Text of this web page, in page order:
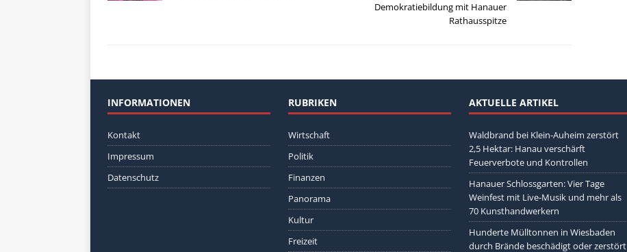
Demokratiebildung mit Hanauer
Rathausspitze
INFORMATIONEN
Kontakt
Impressum
Datenschutz
RUBRIKEN
Wirtschaft
Politik
Finanzen
Panorama
Kultur
Freizeit
AKTUELLE ARTIKEL
Waldbrand bei Klein-Auheim zerstört
2,5 Hektar: Hanau verschärft
Feuerverbote und Kontrollen
Hanauer Schlossgarten: Vier Tage
Weinfest mit Live-Musik und mehr als
70 Kunsthandwerkern
Hunderte Mülltonnen in Wiesbaden
durch Brände beschädigt oder zerstört